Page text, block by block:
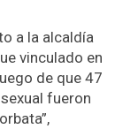
a la alcaldía
vinculado en
de que 47
fueron